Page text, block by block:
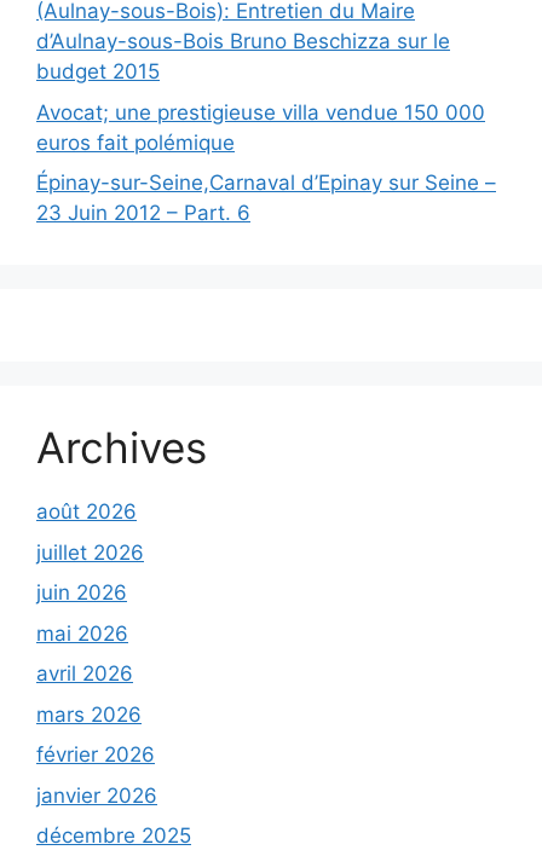
(Aulnay-sous-Bois): Entretien du Maire
d’Aulnay-sous-Bois Bruno Beschizza sur le
budget 2015
Avocat; une prestigieuse villa vendue 150 000
euros fait polémique
Épinay-sur-Seine,Carnaval d’Epinay sur Seine –
23 Juin 2012 – Part. 6
Archives
août 2026
juillet 2026
juin 2026
mai 2026
avril 2026
mars 2026
février 2026
janvier 2026
décembre 2025